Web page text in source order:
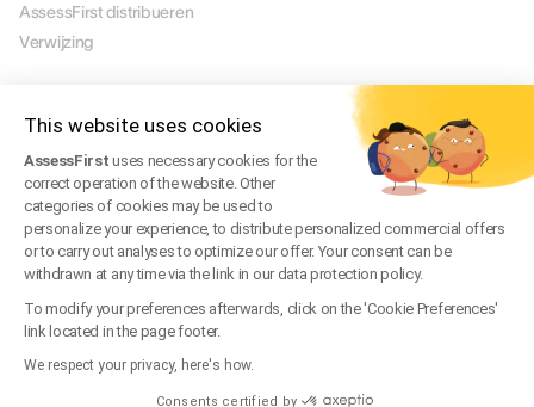
This website uses cookies
AssessFirstuses necessary cookies for the
correct operation of the website. Other
categories of cookies may be used to
personalize your experience, to distribute personalized commercial offers
or to carry out analyses to optimize our offer. Your consent can be
withdrawn at any time via the link in our data protection policy.
To modify your preferences afterwards, click on the 'Cookie Preferences'
link located in the page footer.
We respect your privacy, here's how.
Consents certified by
AssessFirst distribueren
Verwijzing
Manage Cookies
Gebruiksvoorwaarden
Servicevoorwaarden
Privacybeleid
Veelgestelde vragen over juridische zaken
Trust Center
© 2026 AssessFirst. Alle rechten voorbehouden.
NL